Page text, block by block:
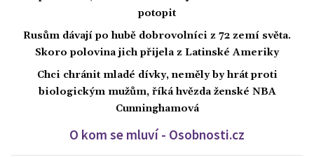
potopit
Rusům dávají po hubě dobrovolníci z 72 zemí světa.
Skoro polovina jich přijela z Latinské Ameriky
Chci chránit mladé dívky, neměly by hrát proti
biologickým mužům, říká hvězda ženské NBA
Cunninghamová
O kom se mluví - Osobnosti.cz